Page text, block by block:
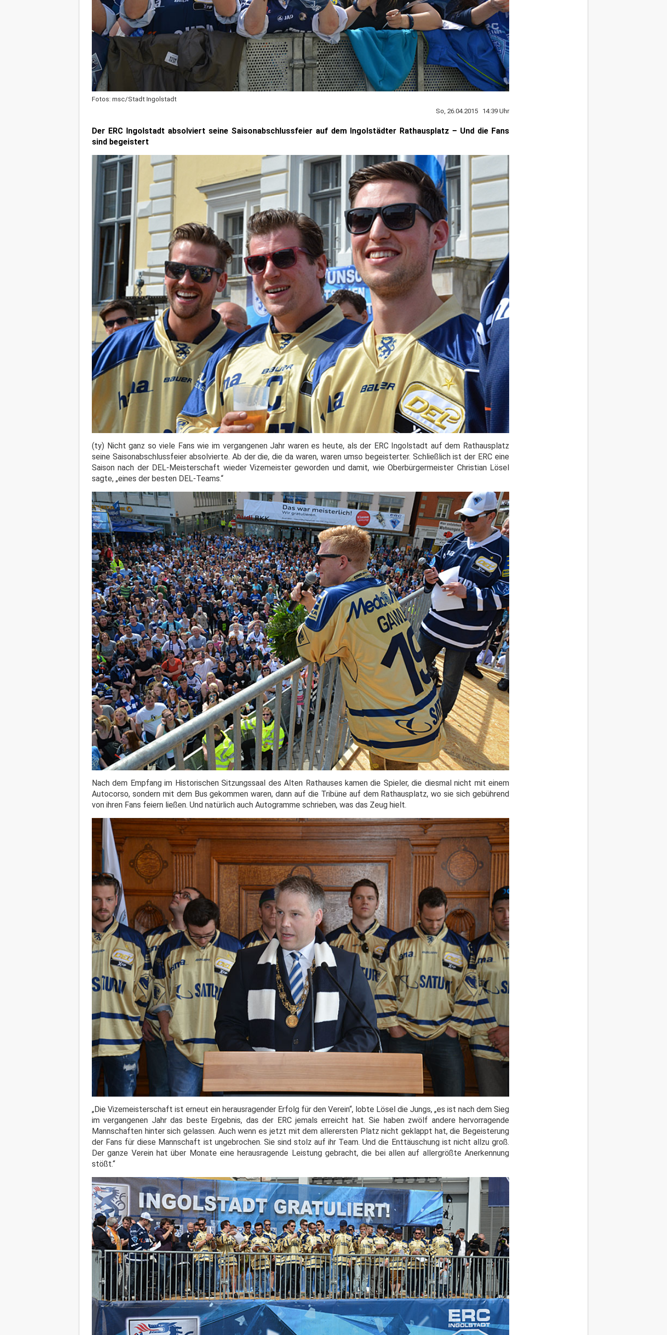
Fotos: msc/Stadt Ingolstadt
So, 26.04.2015 14:39 Uhr
Der ERC Ingolstadt absolviert seine Saisonabschlussfeier auf dem Ingolstädter Rathausplatz – Und die Fans
sind begeistert
(ty) Nicht ganz so viele Fans wie im vergangenen Jahr waren es heute, als der ERC Ingolstadt auf dem Rathausplatz
seine Saisonabschlussfeier absolvierte. Ab der die, die da waren, waren umso begeisterter. Schließlich ist der ERC eine
Saison nach der DEL-Meisterschaft wieder Vizemeister geworden und damit, wie Oberbürgermeister Christian Lösel
sagte, „eines der besten DEL-Teams.“
Nach dem Empfang im Historischen Sitzungssaal des Alten Rathauses kamen die Spieler, die diesmal nicht mit einem
Autocorso, sondern mit dem Bus gekommen waren, dann auf die Tribüne auf dem Rathausplatz, wo sie sich gebührend
von ihren Fans feiern ließen. Und natürlich auch Autogramme schrieben, was das Zeug hielt.
„Die Vizemeisterschaft ist erneut ein herausragender Erfolg für den Verein“, lobte Lösel die Jungs, „es ist nach dem Sieg
im vergangenen Jahr das beste Ergebnis, das der ERC jemals erreicht hat. Sie haben zwölf andere hervorragende
Mannschaften hinter sich gelassen. Auch wenn es jetzt mit dem allerersten Platz nicht geklappt hat, die Begeisterung
der Fans für diese Mannschaft ist ungebrochen. Sie sind stolz auf ihr Team. Und die Enttäuschung ist nicht allzu groß.
Der ganze Verein hat über Monate eine herausragende Leistung gebracht, die bei allen auf allergrößte Anerkennung
stößt.“